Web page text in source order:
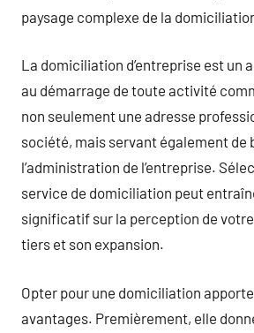
paysage complexe de la
La domiciliation d’entreprise est un
au démarrage de toute activité
non seulement une adresse
société, mais servant également de
l’administration de l’entreprise.
service de domiciliation peut
significatif sur la perception de
tiers et son expansion.
Opter pour une domiciliation
avantages. Premièrement, elle